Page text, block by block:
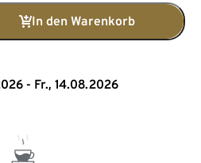
In den Warenkorb
- Fr., 14.08.2026